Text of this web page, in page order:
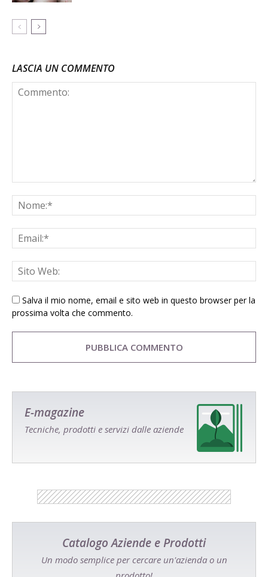
LASCIA UN COMMENTO
Salva il mio nome, email e sito web in questo browser per la
prossima volta che commento.
E-magazine
Tecniche, prodotti e servizi dalle aziende
Catalogo Aziende e Prodotti
Un modo semplice per cercare un'azienda o un